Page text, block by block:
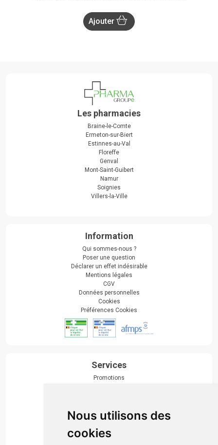
Nous utilisons des
cookies
Ajouter
Les pharmacies
Braine-le-Comte
Ermeton-sur-Biert
Estinnes-au-Val
Floreffe
Genval
Mont-Saint-Guibert
Namur
Soignies
Villers-la-Ville
Information
Qui sommes-nous ?
Poser une question
Déclarer un effet indésirable
Mentions légales
CGV
Données personnelles
Cookies
Préférences Cookies
Services
Promotions
Actualités & conseils
Événements
Marques